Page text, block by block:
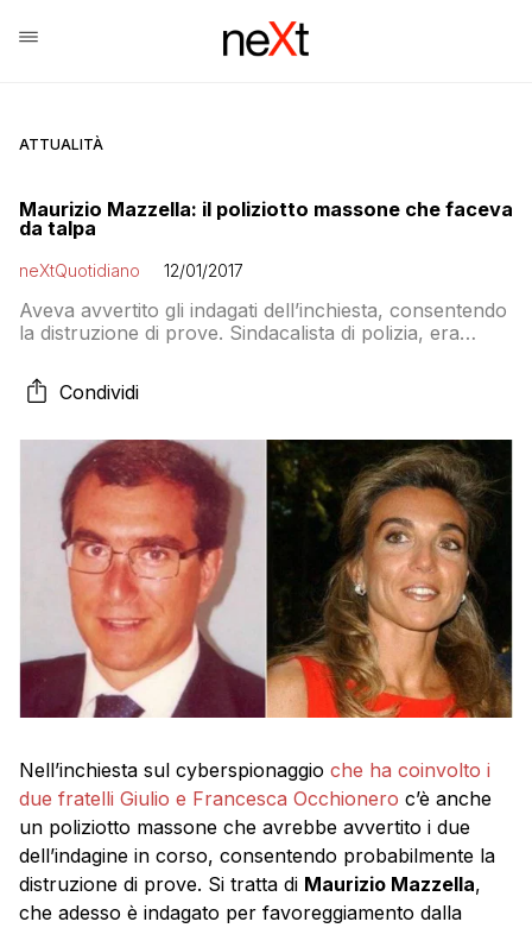
ATTUALITÀ
Maurizio Mazzella: il poliziotto massone che faceva
da talpa
neXtQuotidiano 12/01/2017
Aveva avvertito gli indagati dell’inchiesta, consentendo
la distruzione di prove. Sindacalista di polizia, era
Condividi
Nell’inchiesta sul cyberspionaggio che ha coinvolto i
due fratelli Giulio e Francesca Occhionero c’è anche
un poliziotto massone che avrebbe avvertito i due
dell’indagine in corso, consentendo probabilmente la
distruzione di prove. Si tratta di Maurizio Mazzella,
che adesso è indagato per favoreggiamento dalla